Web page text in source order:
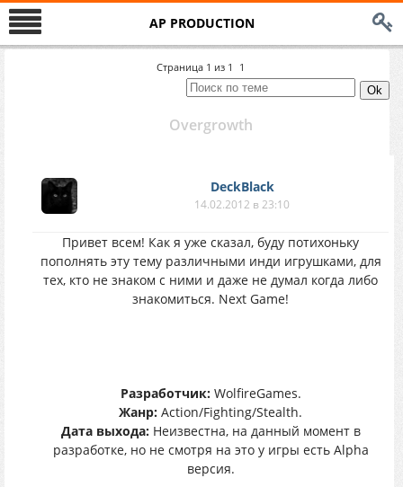
AP PRODUCTION
Страница 1 из 1 1
Overgrowth
DeckBlack
14.02.2012 в 23:10
Привет всем! Как я уже сказал, буду потихоньку
пополнять эту тему различными инди игрушками, для
тех, кто не знаком с ними и даже не думал когда либо
знакомиться. Next Game!
Разработчик: WolfireGames.
Жанр: Action/Fighting/Stealth.
Дата выхода:Неизвестна, на данный момент в
разработке, но не смотря на это у игры есть Alpha
версия.